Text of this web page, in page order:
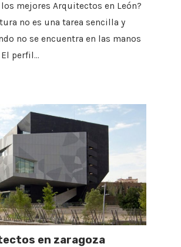
mejores Arquitectos en León?
no es una tarea sencilla y
no se encuentra en las manos
El perfil…
en zaragoza